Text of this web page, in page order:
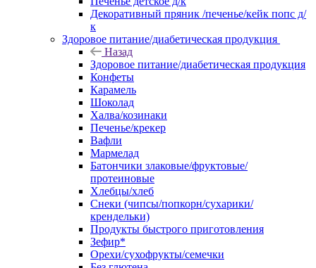
Декоративный пряник /печенье/кейк попс д/
к
Здоровое питание/диабетическая продукция
Назад
Здоровое питание/диабетическая продукция
Конфеты
Карамель
Шоколад
Халва/козинаки
Печенье/крекер
Вафли
Мармелад
Батончики злаковые/фруктовые/
протеиновые
Хлебцы/хлеб
Снеки (чипсы/попкорн/сухарики/
крендельки)
Продукты быстрого приготовления
Зефир*
Орехи/сухофрукты/семечки